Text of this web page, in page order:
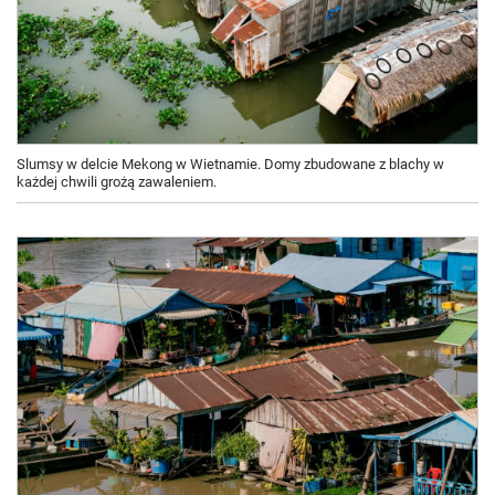
Slumsy w delcie Mekong w Wietnamie. Domy zbudowane z blachy w
każdej chwili grożą zawaleniem.